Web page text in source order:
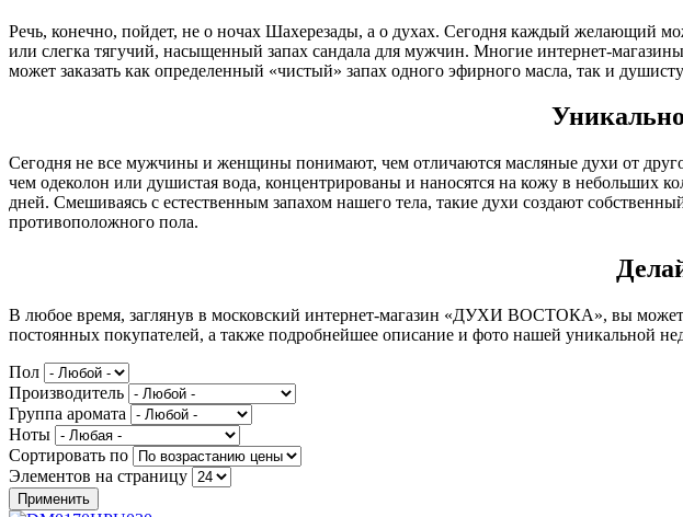
Речь, конечно, пойдет, не о ночах Шахерезады, а о духах. Сегодня каждый желающий
или слегка тягучий, насыщенный запах сандала для мужчин. Многие интернет-
может заказать как определенный «чистый» запах одного эфирного масла, так и
Сегодня не все мужчины и женщины понимают, чем отличаются масляные духи от
чем одеколон или душистая вода, концентрированы и наносятся на кожу в небольших
дней. Смешиваясь с естественным запахом нашего тела, такие духи создают
противоположного пола.
В любое время, заглянув в московский интернет-магазин «ДУХИ ВОСТОКА», вы
постоянных покупателей, а также подробнейшее описание и фото нашей уникальной
Пол
Производитель
Группа аромата
Ноты
Сортировать по
Элементов на страницу